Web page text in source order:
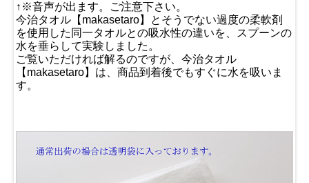
↑※音声が出ます。ご注意下さい。
今治タオル【makasetaro】とそうでない過度の柔軟剤
を使用した同一タオルとの吸水性の違いを、スプーンの
水を垂らして実験しました。
ご覧いただければ解るのですが、今治タオル
【makasetaro】は、商品到着後でもすぐに水を吸いま
す。